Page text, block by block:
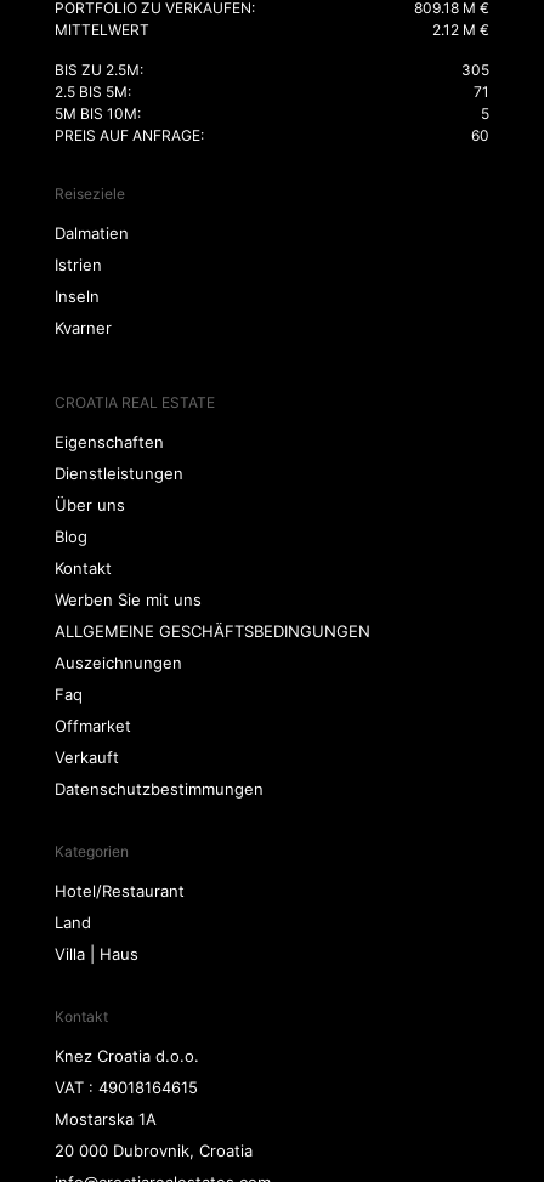
PORTFOLIO ZU VERKAUFEN:
809.18 M €
MITTELWERT
2.12 M €
BIS ZU 2.5M:
305
2.5 BIS 5M:
71
5M BIS 10M:
5
PREIS AUF ANFRAGE:
60
Reiseziele
Dalmatien
Istrien
Inseln
Kvarner
CROATIA REAL ESTATE
Eigenschaften
Dienstleistungen
Über uns
Blog
Kontakt
Werben Sie mit uns
ALLGEMEINE GESCHÄFTSBEDINGUNGEN
Auszeichnungen
Faq
Offmarket
Verkauft
Datenschutzbestimmungen
Kategorien
Hotel/Restaurant
Land
Villa | Haus
Kontakt
Knez Croatia d.o.o.
VAT : 49018164615
Mostarska 1A
20 000 Dubrovnik, Croatia